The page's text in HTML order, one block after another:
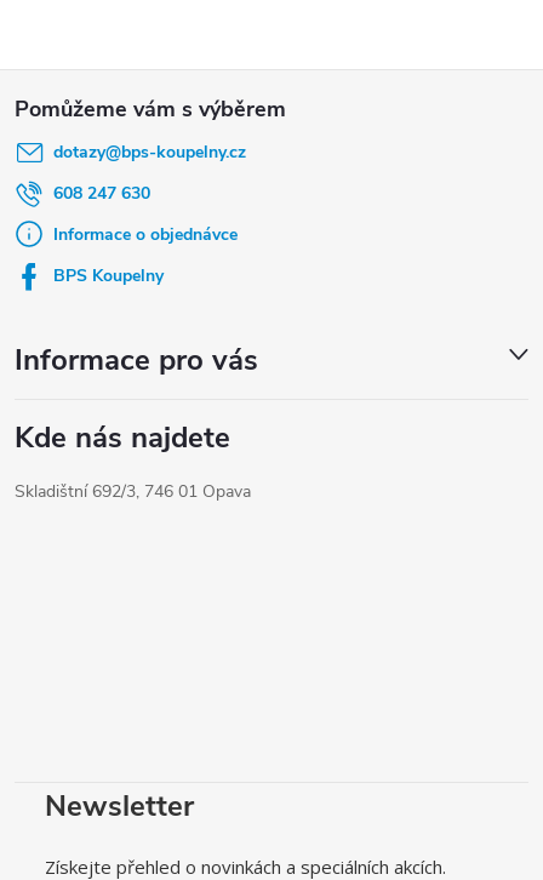
dotazy@bps-koupelny.cz
608 247 630
Informace o objednávce
BPS Koupelny
Informace pro vás
Kde nás najdete
Skladištní 692/3, 746 01 Opava
Newsletter
Získejte přehled o novinkách a speciálních akcích.